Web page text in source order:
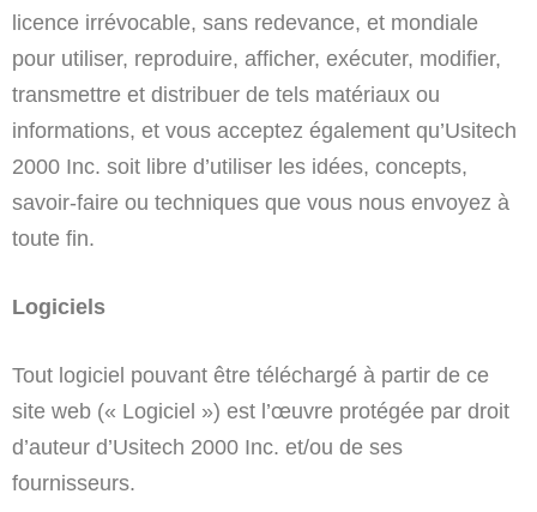
licence irrévocable, sans redevance, et mondiale
pour utiliser, reproduire, afficher, exécuter, modifier,
transmettre et distribuer de tels matériaux ou
informations, et vous acceptez également qu’Usitech
2000 Inc. soit libre d’utiliser les idées, concepts,
savoir-faire ou techniques que vous nous envoyez à
toute fin.
Logiciels
Tout logiciel pouvant être téléchargé à partir de ce
site web (« Logiciel ») est l’œuvre protégée par droit
d’auteur d’Usitech 2000 Inc. et/ou de ses
fournisseurs.